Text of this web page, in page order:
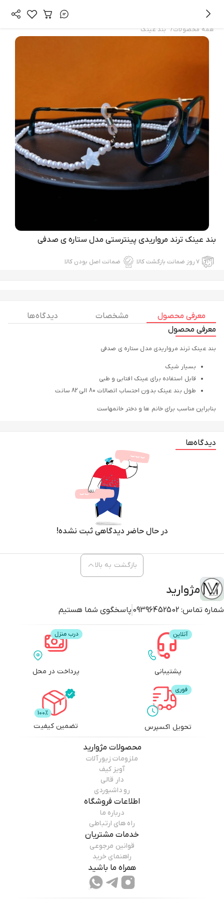
همه محصولات/ بند عینک
بند عینک ترند مرواریدی پینترستی مدل ستاره ی صدفی
۷ روز ضمانت بازگشت کالا ضمانت اصل بودن کالا
معرفی محصول مشخصات
دیدگاه ها
معرفی محصول
بند عینک ترند مرواریدی مدل ستاره ی صدفی
بسیار شیک
قابل استفاده برای عینک افتابی و طبی
طول بند عینک بدون احتساب اتصالات 80 الی 82 سانت
بنابراین مناسب برای خانم ها و دختر خانمهاست
دیدگاه‌ها
در حال حاضر دیدگاهی ثبت نشده!
مژوارید
شماره تماس: 09396452502 پاسخگوی شما هستیم
بازگشت به بالا
پشتیبانی پرداخت در محل
تحویل اکسپرس تضمین کیفیت
محصولاتمژوارید
ملزومات زیورآلات
آویز کیف
دار قالی
رو داشبوردی
اطلاعات فروشگاه
درباره ما
راه های ارتباطی
خدمات مشتریان
قوانین مرجوعی
راهنمای خرید
همراه ما باشید